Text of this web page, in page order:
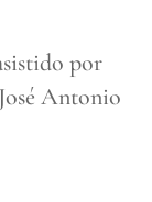
por
Antonio